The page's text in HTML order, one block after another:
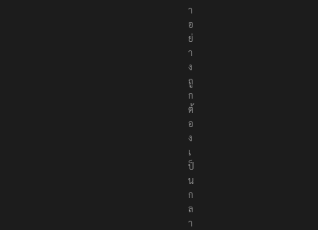
อ
ย่
า
ง
ถู
ก
ต้
อ
ง
เ
ป็
น
ก
ล
า
ง